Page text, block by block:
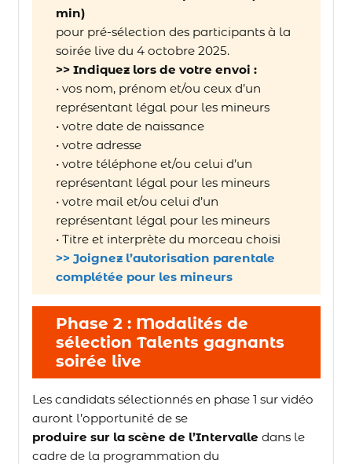
min)
pour pré-sélection des participants à la
soirée live du 4 octobre 2025.
>> Indiquez lors de votre envoi :
• vos nom, prénom et/ou ceux d’un
représentant légal pour les mineurs
• votre date de naissance
• votre adresse
• votre téléphone et/ou celui d’un
représentant légal pour les mineurs
• votre mail et/ou celui d’un
représentant légal pour les mineurs
• Titre et interprète du morceau choisi
>> Joignez l’autorisation parentale
complétée pour les mineurs
Phase 2 : Modalités de
sélection Talents gagnants
soirée live
Les candidats sélectionnés en phase 1 sur vidéo
auront l’opportunité de se
produire sur la scène de l’Intervalle dans le
cadre de la programmation du